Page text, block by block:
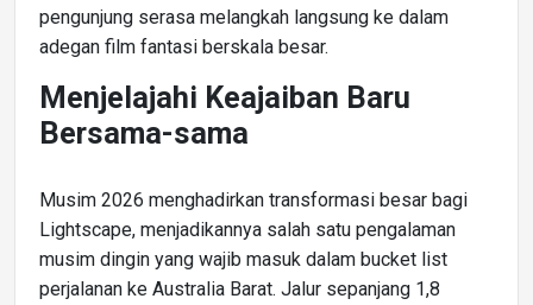
pengunjung serasa melangkah langsung ke dalam
adegan film fantasi berskala besar.
Menjelajahi Keajaiban Baru
Bersama-sama
Musim 2026 menghadirkan transformasi besar bagi
Lightscape, menjadikannya salah satu pengalaman
musim dingin yang wajib masuk dalam bucket list
perjalanan ke Australia Barat. Jalur sepanjang 1,8